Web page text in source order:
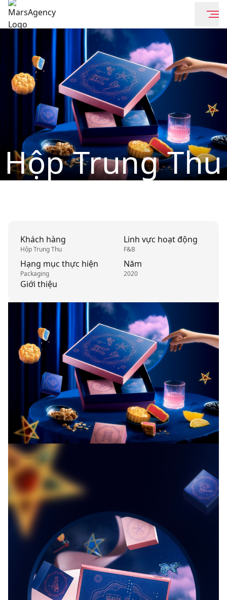
Hộp Trung Thu
Khách hàng
Hộp Trung Thu
Linh vực hoạt động
F&B
Hạng mục thực hiện
Packaging
Năm
2020
Giới thiệu